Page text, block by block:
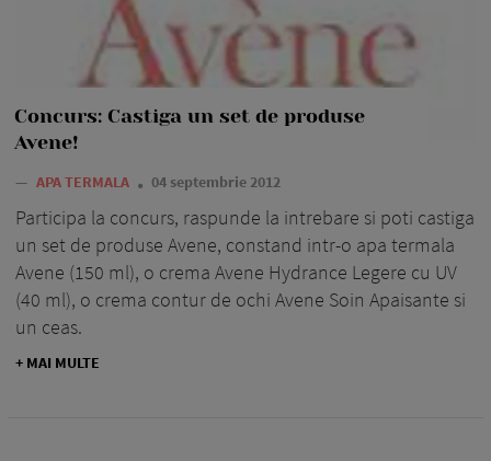
Concurs: Castiga un set de produse
Avene!
— APA TERMALA 04 septembrie 2012
Participa la concurs, raspunde la intrebare si poti castiga
un set de produse Avene, constand intr-o apa termala
Avene (150 ml), o crema Avene Hydrance Legere cu UV
(40 ml), o crema contur de ochi Avene Soin Apaisante si
un ceas.
+ MAI MULTE